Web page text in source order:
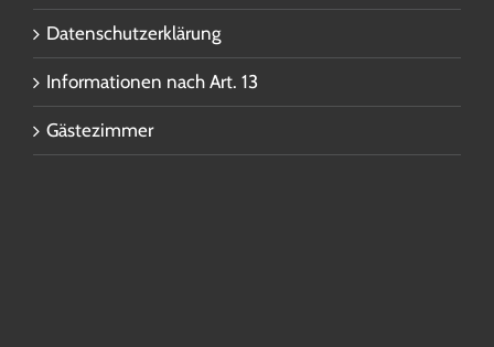
Datenschutzerklärung
Informationen nach Art. 13
Gästezimmer